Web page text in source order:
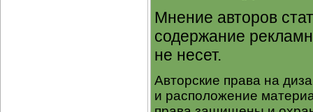
Мнение авторов
содержание
не несет.
Авторские права на
и расположение